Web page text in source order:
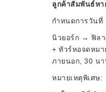
ลูกค้าสัมพันธ์หา
กำหนดการวันที่
นิวยอร์ก → ฟิล
+ ทัวร์หอจดหม
ภายนอก, 30 น
หมายเหตุพิเศษ: